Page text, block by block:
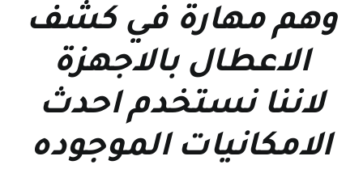
وهم مهارة في كشف
الاعطال بالاجهزة
لاننا نستخدم احدث
الامكانيات الموجوده